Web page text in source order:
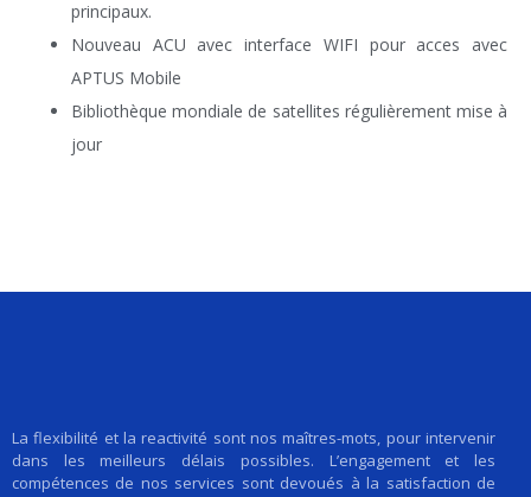
principaux.
Nouveau ACU avec interface WIFI pour acces avec
APTUS Mobile
Bibliothèque mondiale de satellites régulièrement mise à
jour
La flexibilité et la reactivité sont nos maîtres-mots, pour intervenir
dans les meilleurs délais possibles. L’engagement et les
compétences de nos services sont devoués à la satisfaction de